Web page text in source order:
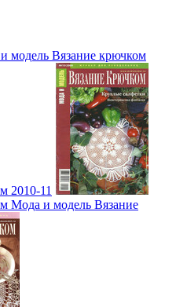
модель Вязание крючком
2010-11
Мода и модель Вязание